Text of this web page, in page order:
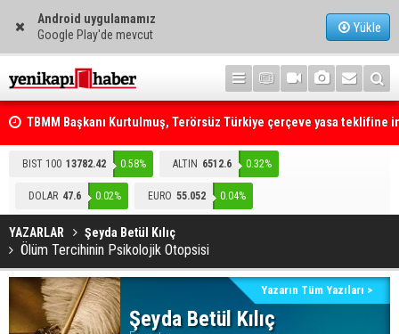
Android uygulamamız
Google Play'de mevcut
Yükle
TBMM Başkanı Kurtulmuş, Terörsüz Türkiye çerçeve yasa teklifine
attı
Telefonla arayıp "RTÜK'ten geliyoruz" dediler: Medyayı hedef alan
akılalmaz tuzak ifşa oldu
BIST 100 13782.42 0.58% ALTIN 6512.6 0.32%
DOLAR 47.6 0.02% EURO 55.052 0.04%
YAZARLAR Şeyda Betül Kılıç
Ölüm Tercihinin Psikolojik Otopsisi
Şeyda Betül Kılıç
Yazarın Tüm Yazıları >